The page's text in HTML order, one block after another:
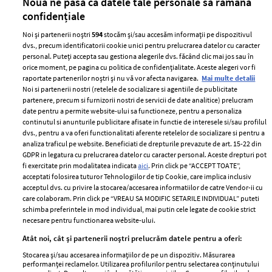
ELLE Style Awards
2024
Despre ELLE
Romania
Contact
Abonamente
Termeni si conditii
Politica de
confidențialitate
Politica de cookies
Publicitate
GSP
Unica
femei
Viva
confidențiale
Noi și partenerii noștri594stocăm și/sau accesăm informații pe dispozitivul
dvs., precum identificatorii cookie unici pentru prelucrarea datelor cu caracter
personal. Puteți accepta sau gestiona alegerile dvs. făcând clic mai jos sau în
orice moment, pe pagina cu politica de confidențialitate. Aceste alegeri vor fi
raportate partenerilor noștri și nu vă vor afecta navigarea. Mai multe detalii
Noi si partenerii nostri (retelele de socializare si agentiile de publicitate
partenere, precum si furnizorii nostri de servicii de date analitice) prelucram
date pentru a permite website-ului sa functioneze, pentru a personaliza
continutul si anunturile publicitare afisate in functie de interesele si/sau profilul
dvs., pentru a va oferi functionalitati aferente retelelor de socializare si pentru a
analiza traficul pe website. Beneficiati de drepturile prevazute de art. 15-22 din
GDPR in legatura cu prelucrarea datelor cu caracter personal. Aceste drepturi pot
fi exercitate prin modalitatea indicataaici. Prin click pe “ACCEPT TOATE”,
acceptati folosirea tuturor Tehnologiilor de tip Cookie, care implica inclusiv
acceptul dvs. cu privire la stocarea/accesarea informatiilor de catre Vendor-ii cu
care colaboram. Prin click pe “VREAU SA MODIFIC SETARILE INDIVIDUAL” puteti
schimba preferintele in mod individual, mai putin cele legate de cookie strict
necesare pentru functionarea website-ului.
Atât noi, cât și partenerii noștri prelucrăm datele pentru a oferi:
Stocarea și/sau accesarea informațiilor de pe un dispozitiv. Măsurarea
performanței reclamelor. Utilizarea profilurilor pentru selectarea conținutului